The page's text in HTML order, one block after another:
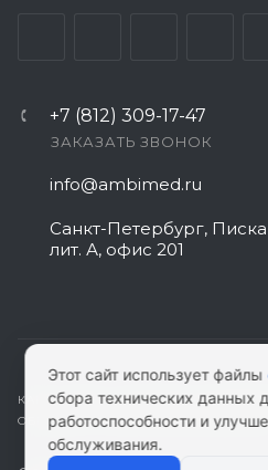
+7 (812) 309-17-47
ЗАКАЗАТЬ ЗВОНОК
info@ambimed.ru
Санкт-Петербург,
лит. А, офис 201
КАРТА САЙТА|ПОЛИТИКА
ОБРАБОТКУ ПЕРСОНАЛЬНЫХ
Этот сайт использует файлы
сбора технических данных
работоспособности и
обслуживания.